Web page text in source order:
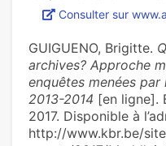
Consulter sur
GUIGUENO, Brigitte.
archives? Approche
enquêtes menées
2013-2014 [en ligne].
2017. Disponible à
http://www.kbr.be/